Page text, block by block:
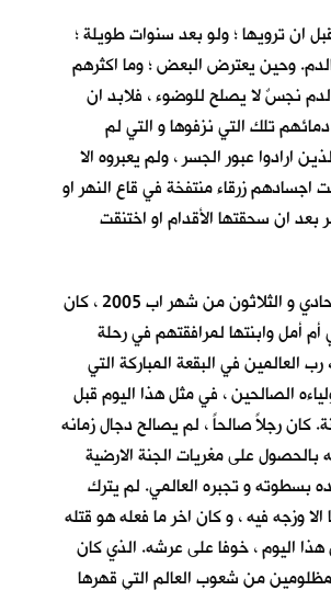
ترويها ؛ ولو بعد سنوات طويلة ؛
وحين يعترض البعض ؛ وما اكثرهم
نجسٌ لا يصلح للوضوء ، فلابد ان
تلك التي نزفوها و التي لم
ارادوا عبور الجسر ، ولم يعبروه الا
اجسادهم زرقاء منتفخة في قاع النهر او
بعد ان سحقتها الأقدام او اختنقت
((انه الاربعاء ، الحادي و الثلاثون من شهر اب 2005 ، كان
أمل وابنتها لمرافقتهم في رحلة
العالمين في البقعة المباركة التي
الصالحين ، في مثل هذا اليوم قبل
1240 سنة. كان رجلاً صالحاً ، لم يصالح دجال زمانه
بالحصول على مغريات الجنة الارضية
بسطوته و تجبره العالمي. لم يترك
وزجه فيه ، و كان اخر ما فعله هو قتله
اليوم ، خوفا على عرشه. الذي كان
من شعوب العالم التي قهرها